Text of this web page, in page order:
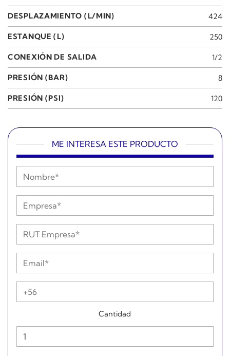
DESPLAZAMIENTO (L/MIN) 424
ESTANQUE (L) 250
CONEXIÓN DE SALIDA 1/2
PRESIÓN (BAR) 8
PRESIÓN (PSI) 120
ME INTERESA ESTE PRODUCTO
Cantidad